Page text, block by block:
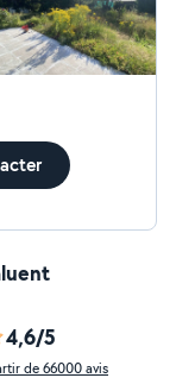
4,6/5
de 66000 avis